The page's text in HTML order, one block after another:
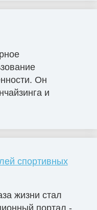
Он
и
спортивных
жизни стал